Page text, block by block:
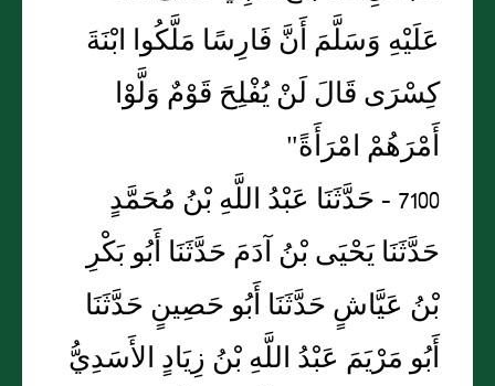
عَلَيْهِ وَسَلَّمَ أَنَّ فَارِسًا مَلَّكُوا ابْنَةَ
كِسْرَى قَالَ لَنْ يُفْلِحَ قَوْمٌ وَلَّوْا
أَمْرَهُمْ امْرَأَةً"
7100 - حَدَّثَنَا عَبْدُ اللَّهِ بْنُ مُحَمَّدٍ
حَدَّثَنَا يَحْيَى بْنُ آدَمَ حَدَّثَنَا أَبُو بَكْرِ
بْنُ عَيَّاشٍ حَدَّثَنَا أَبُو حَصِينٍ حَدَّثَنَا
أَبُو مَرْيَمَ عَبْدُ اللَّهِ بْنُ زِيَادٍ الأَسَدِيُّ